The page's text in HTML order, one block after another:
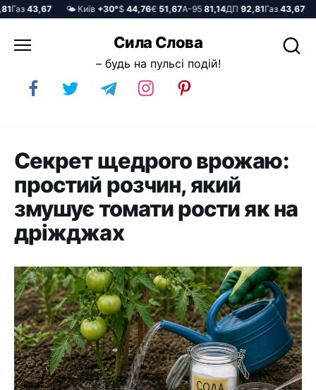
43,67 🌤️ Київ+30°$44,76€51,67А-9581,14ДП92,81Газ43,67 🌤️
до
Сила Слова
– будь на пульсі подій!
Секрет щедрого врожаю:
простий розчин, який
змушує томати рости як на
дріжджах